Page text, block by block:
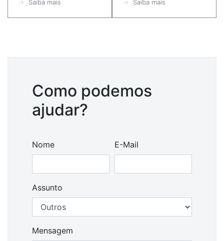
Infraestrutura
logística
distribuidor
Saiba mais Saiba mais
Como podemos
ajudar?
Nome E-Mail
Assunto
Mensagem